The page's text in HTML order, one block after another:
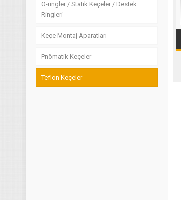
O-ringler / Statik Keçeler / Destek
Ringleri
Keçe Montaj Aparatları
Pnömatik Keçeler
Teflon Keçeler